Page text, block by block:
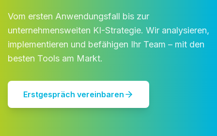
Vom ersten Anwendungsfall bis zur
unternehmensweiten KI-Strategie. Wir analysieren,
implementieren und befähigen Ihr Team – mit den
besten Tools am Markt.
Erstgespräch vereinbaren